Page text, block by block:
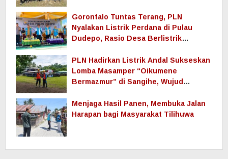
Berlistrik Provinsi Gorontalo
Gorontalo Tuntas Terang, PLN
Nyalakan Listrik Perdana di Pulau
Dudepo, Rasio Desa Berlistrik
PLN Hadirkan Listrik Andal Sukseskan
Lomba Masamper “Oikumene
Bermazmur” di Sangihe, Wujud
Kebersamaan
Menjaga Hasil Panen, Membuka Jalan
Harapan bagi Masyarakat Tilihuwa